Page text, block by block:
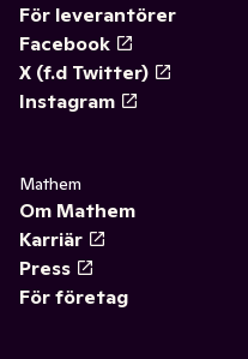
För leverantörer
Facebook
X (f.d Twitter)
Instagram
Mathem
Om Mathem
Karriär
Press
För företag